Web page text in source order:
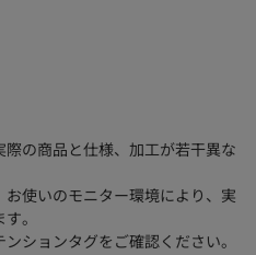
の商品と仕様、加工が若干異な
使いのモニター環境により、実
。
ションタグをご確認ください。